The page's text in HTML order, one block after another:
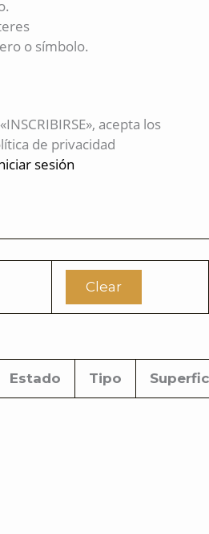
o símbolo.
acepta los
de privacidad
sesión
Clear
Estado Tipo